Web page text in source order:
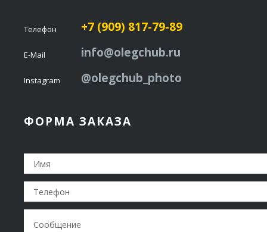
Телефон +7 (909) 817-79-89
E-Mail info@olegchub.ru
Instagram @olegchub_photo
ФОРМА ЗАКАЗА